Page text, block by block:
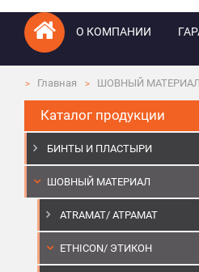
О КОМПАНИИ
Главная ШОВНЫЙ МАТЕРИАЛ
Каталог продукции
БИНТЫ И ПЛАСТЫРИ
ШОВНЫЙ МАТЕРИАЛ
ATRAMAT/ АТРАМАТ
ETHICON/ ЭТИКОН